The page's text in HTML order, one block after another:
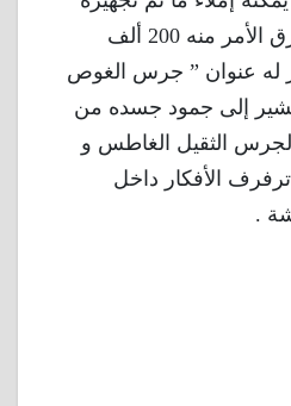
فى عقله حيث استغرق الأمر منه 200 ألف
له عنوان ” جرس الغوص
إلى جمود جسده من
الثقيل الغاطس و
الأفكار داخل
.